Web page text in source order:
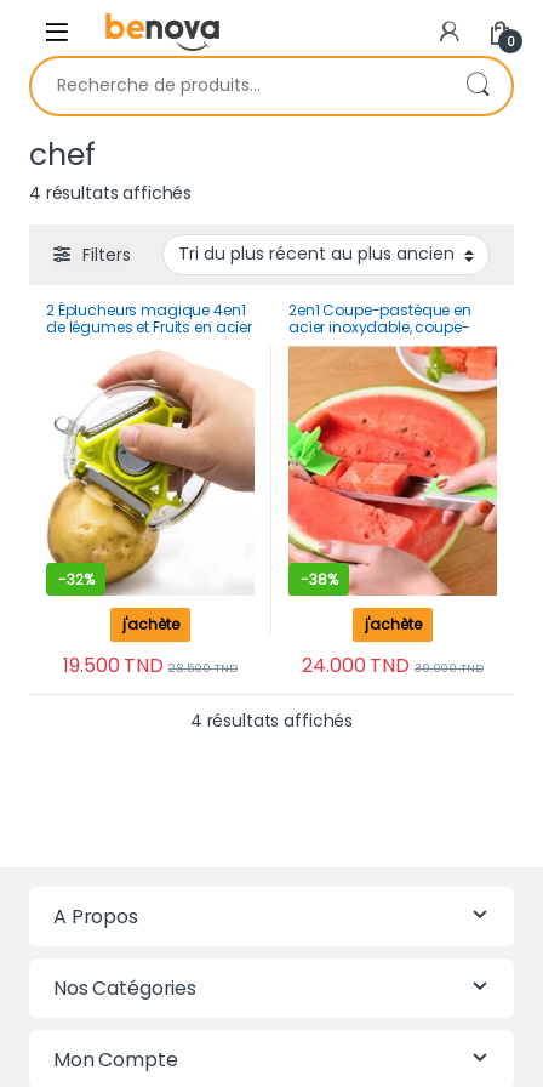
Skip to navigation
Skip to content
0
Recherche pour :
chef
4 résultats affichés
Filters
2 Éplucheurs magique 4en1
de légumes et Fruits en acier
-32%
19.500TND 28.500TND
j'achète
2en1 Coupe-pastèque en
acier inoxydable, coupe-
vent, pour salade, fruits
-38%
24.000TND 39.000TND
j'achète
4 résultats affichés
A Propos
Nos Catégories
Mon Compte